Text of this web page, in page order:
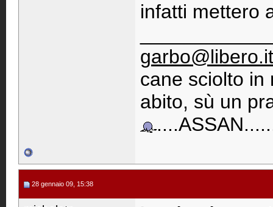
infatti mettero
garbo@libero.it
cane sciolto in
abito, sù un
28 gennaio 09, 15:38